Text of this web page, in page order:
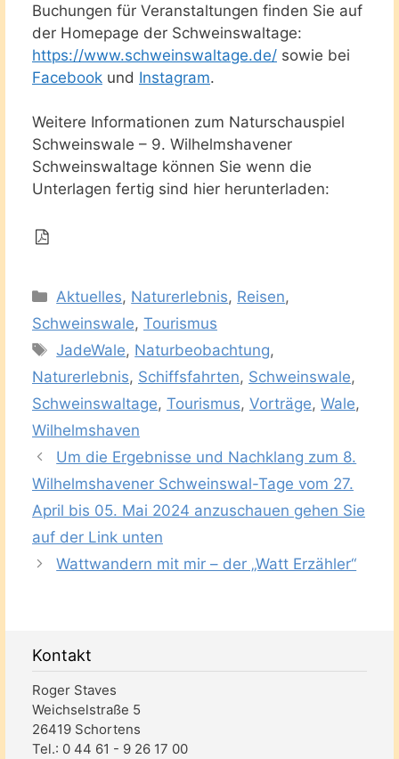
Buchungen für Veranstaltungen finden Sie auf
der Homepage der Schweinswaltage:
https://www.schweinswaltage.de/ sowie bei
Facebook und Instagram.
Weitere Informationen zum Naturschauspiel
Schweinswale – 9. Wilhelmshavener
Schweinswaltage können Sie wenn die
Unterlagen fertig sind hier herunterladen:
Kategorien
Aktuelles, Naturerlebnis, Reisen,
Schweinswale, Tourismus
Schlagwörter
JadeWale, Naturbeobachtung,
Naturerlebnis, Schiffsfahrten, Schweinswale,
Schweinswaltage, Tourismus, Vorträge, Wale,
Wilhelmshaven
Um die Ergebnisse und Nachklang zum 8.
Wilhelmshavener Schweinswal-Tage vom 27.
April bis 05. Mai 2024 anzuschauen gehen Sie
auf der Link unten
Wattwandern mit mir – der „Watt Erzähler“
Kontakt
Roger Staves
Weichselstraße 5
26419 Schortens
Tel.: 0 44 61 - 9 26 17 00